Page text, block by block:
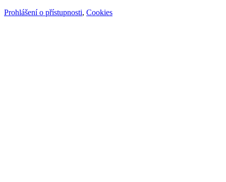
Prohlášení o přístupnosti, Cookies